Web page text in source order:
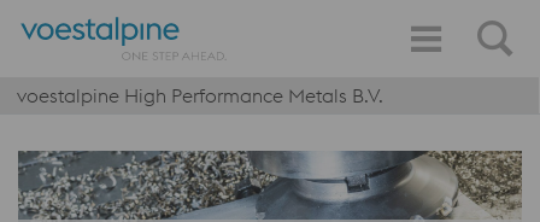
voestalpine High Performance Metals B.V.